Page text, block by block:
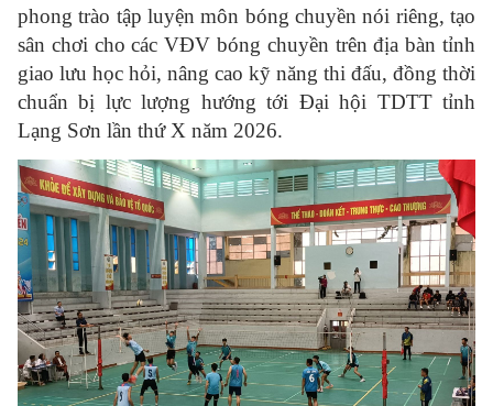
phong trào tập luyện môn bóng chuyền nói riêng, tạo
sân chơi cho các VĐV bóng chuyền trên địa bàn tỉnh
giao lưu học hỏi, nâng cao kỹ năng thi đấu, đồng thời
chuẩn bị lực lượng hướng tới Đại hội TDTT tỉnh
Lạng Sơn lần thứ X năm 2026.